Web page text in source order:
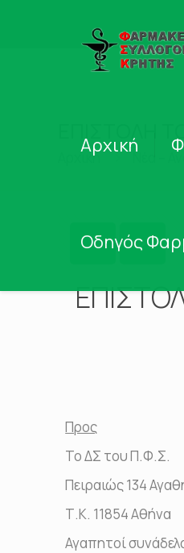
Αρχική
Οδηγός
ΕΠΙΣΤΟΛΗ
Αρχική Νέα –
Προς
Το ΔΣ του Π.Φ.Σ.
Πειραιώς 134
Τ.Κ. 11854 Αθήνα
Αγαπητοί